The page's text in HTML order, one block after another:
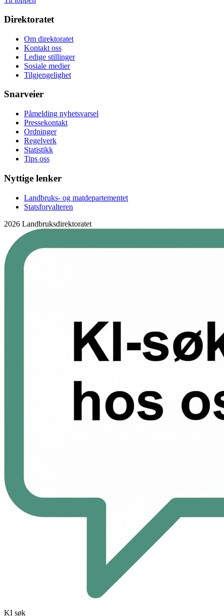
Direktoratet
Om direktoratet
Kontakt oss
Ledige stillinger
Sosiale medier
Tilgjengelighet
Snarveier
Påmelding nyhetsvarsel
Pressekontakt
Ordninger
Regelverk
Statistikk
Tips oss
Nyttige lenker
Landbruks- og matdepartementet
Statsforvalteren
2026 Landbruksdirektoratet
KI søk